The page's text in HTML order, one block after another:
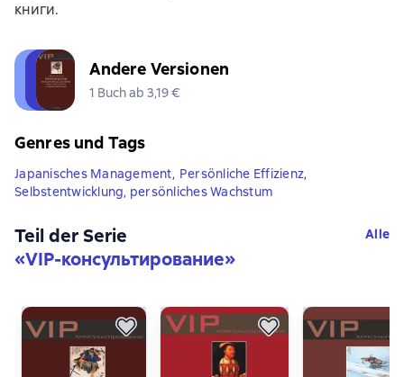
книги.
Andere Versionen
1 Buch ab 3,19 €
Genres und Tags
Japanisches Management, Persönliche Effizienz,
Selbstentwicklung, persönliches Wachstum
Teil der Serie
«VIP-консультирование»
Alle